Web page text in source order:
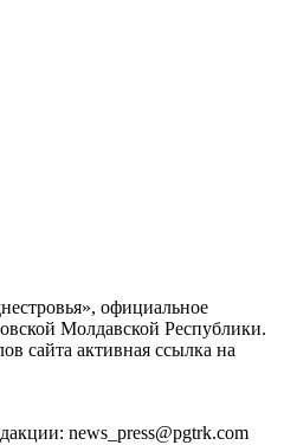
официальное
Молдавской Республики.
сайта активная ссылка на
news_press@pgtrk.com